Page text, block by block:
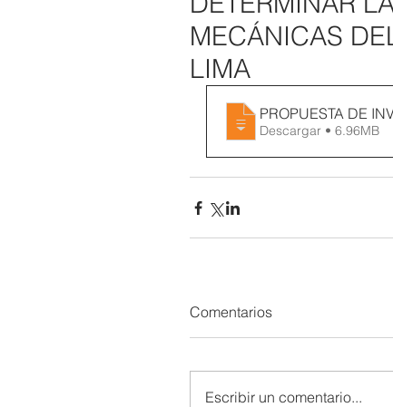
MECÁNICAS
LIMA
PROPUESTA DE
Descargar • 6.96MB
Comentarios
Escribir un comentario...